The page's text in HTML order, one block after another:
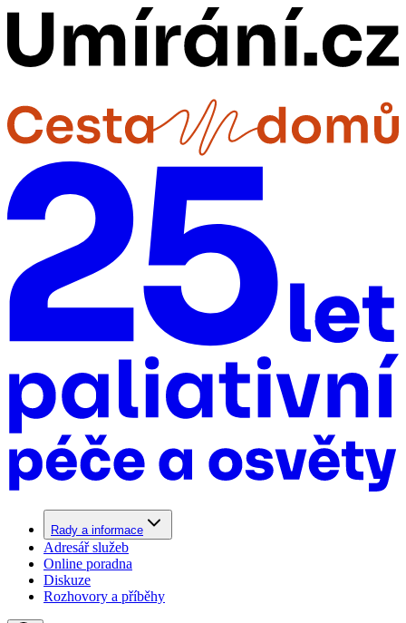
Rady a informace
Adresář služeb
Online poradna
Diskuze
Rozhovory a příběhy